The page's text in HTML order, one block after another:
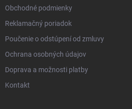
Obchodné podmienky
Reklamačný poriadok
Poučenie o odstúpení od zmluvy
Ochrana osobných údajov
Doprava a možnosti platby
Kontakt